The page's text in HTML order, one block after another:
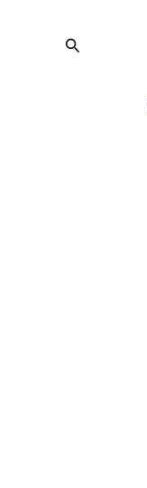
Pesquisar